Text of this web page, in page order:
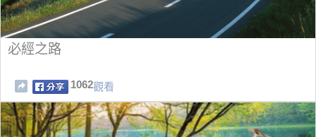
必經之路
1062觀看